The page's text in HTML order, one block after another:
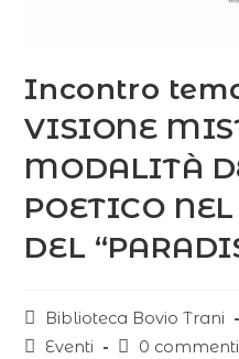
Incontro
VISIONE
MODALITÀ
POETICO
DEL
Biblioteca Bovio Trani
Eventi
0 commenti